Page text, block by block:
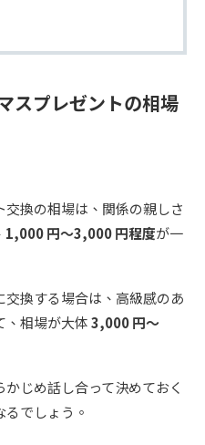
スプレゼントの相場
換の相場は、関係の親しさ
1,000 円～3,000 円程度が一
換する場合は、高級感のあ
、相場が大体3,000 円～
じめ話し合って決めておく
でしょう。